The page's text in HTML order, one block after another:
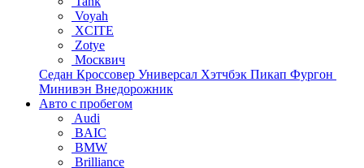
Voyah
XCITE
Zotye
Москвич
Седан Кроссовер Универсал Хэтчбэк Пикап Фургон
Минивэн Внедорожник
Авто с пробегом
Audi
BAIC
BMW
Brilliance